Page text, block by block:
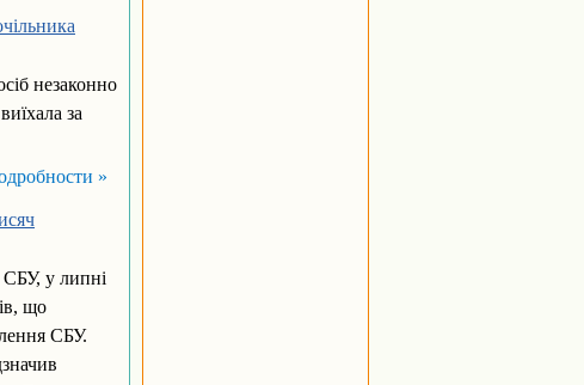
незаконно
за
»
у липні
що
СБУ.